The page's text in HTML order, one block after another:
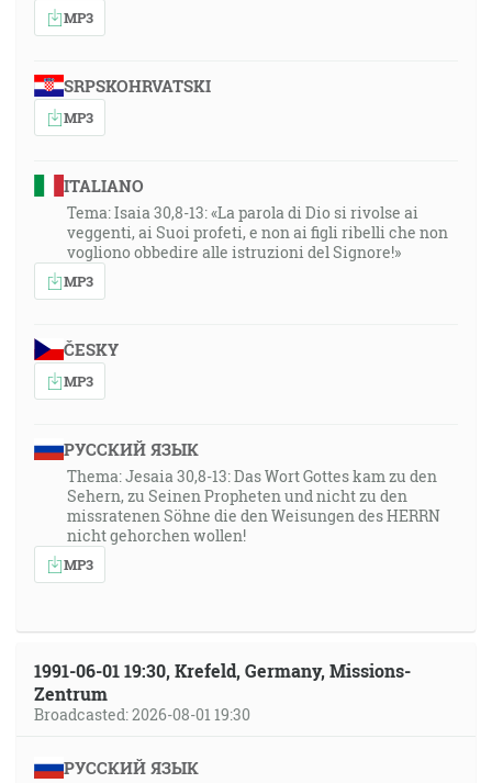
MP3
SRPSKOHRVATSKI
MP3
ITALIANO
Tema: Isaia 30,8-13: «La parola di Dio si rivolse ai
veggenti, ai Suoi profeti, e non ai figli ribelli che non
vogliono obbedire alle istruzioni del Signore!»
MP3
ČESKY
MP3
РУССКИЙ ЯЗЫК
Thema: Jesaia 30,8-13: Das Wort Gottes kam zu den
Sehern, zu Seinen Propheten und nicht zu den
missratenen Söhne die den Weisungen des HERRN
nicht gehorchen wollen!
MP3
1991-06-01 19:30, Krefeld, Germany, Missions-
Zentrum
Broadcasted: 2026-08-01 19:30
РУССКИЙ ЯЗЫК